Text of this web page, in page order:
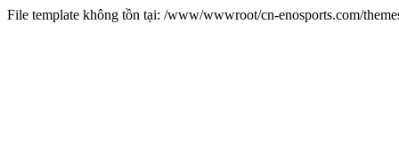
File template không tồn tại: /www/wwwroot/cn-enosports.com/